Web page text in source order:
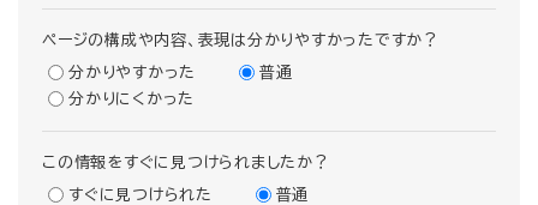
ページの構成や内容、表現は分かりやすかったですか？
分かりやすかった
普通
分かりにくかった
この情報をすぐに見つけられましたか？
すぐに見つけられた
普通